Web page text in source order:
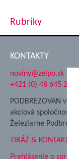
Rubriky
KONTAKTY
noviny@zelpo.sk
+421 (0) 48 645 2711
PODBREZOVAN
akciová spoločnosť
Železiarne
TIRÁŽ & KONTAKT
Prehlásenie o